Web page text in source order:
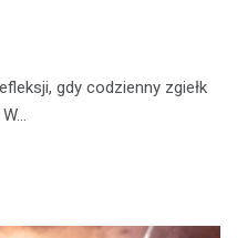
gdy codzienny zgiełk